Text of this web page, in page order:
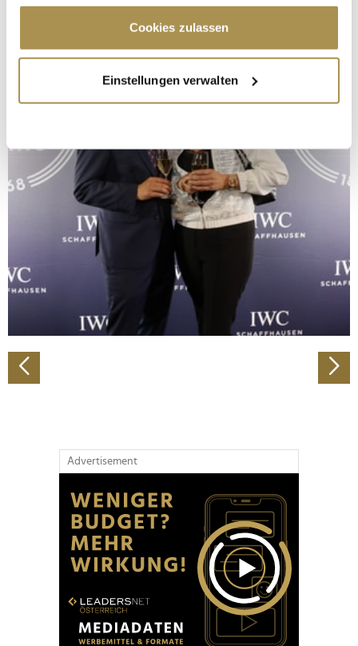
Cookie-Erklärung oder durch Klicken auf das Privacy
Trigger Symbol ändern oder widerrufen
Informationen über Ihre geografische Lage
erfassen, welche bis auf einige Meter genau sein
bestimmten Merkmalen (Fingerprinting) identifizieren
Erfahren Sie mehr darüber, wie Ihre persönlichen Daten
verarbeitet werden, und legen Sie Ihre Präferenzen im
Abschnitt Einzelheiten
fest.
Wir verwenden Cookies, um Inhalte und Anzeigen zu
personalisieren, Funktionen für soziale Medien anbieten
zu können und die Zugriffe auf unsere Website zu
analysieren. Außerdem geben wir Informationen zu Ihrer
Verwendung unserer Website an unsere Partner für
soziale Medien, Werbung und Analysen weiter. Unsere
Partner führen diese Informationen möglicherweise mit
Cookies zulassen
Einstellungen verwalten
Advertisement